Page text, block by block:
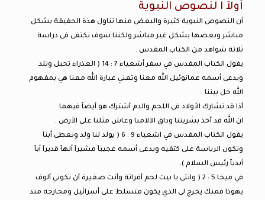
أولآ ا لنصوص النبوية
أن النصوص النبوية كثيرة والبعض منها تناول هذة الحقيقة بشكل
مباشر وبعضها بشكل غير مباشر ولكننا سوف نكتفى في دراسة
ثلاثة شواهد من الكتاب المقدس .
يقول الكتاب المقدس في سفر أشعياء 7 : 14 ( العذراء تحبل وتلد
ويدعى أسمه عمانوئيل الله معنا وتعني عبارة الله معنا هي بمفهوم
الله حل بيننا .
أذا قد تشارك الأولاد في اللحم والدم أشترك هو أيضآ فيهما
ان الله قد أخذ بشريتنا وداق الآلآمنا وعاش مثلنا على الأرض .
يقول الكتاب المقدس في اشعياء 9 : 6 ( يولد لنا ولد ونعطى أبنآ
وتكون الرياسة على كتفيه ويدعى أسمه عجيبآ مشيرآ ألهآ قديرآ أبآ
أبديآ رئيس السلام ).
في ميخا 5 : 2 ( وانتي يا بيت لحم أفراتة وأنت صغيرة أن تكوني ألوف
يهوذا فمنك يخرج لى الذي يكون متسلط على أسرائيل ومخارجه منذ